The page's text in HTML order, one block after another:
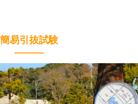
簡易引抜試験